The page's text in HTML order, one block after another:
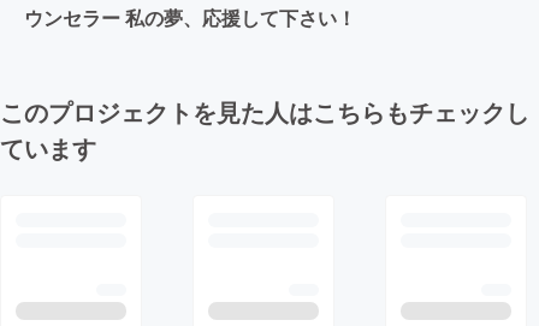
ウンセラー 私の夢、応援して下さい！
このプロジェクトを見た人はこちらもチェックし
ています